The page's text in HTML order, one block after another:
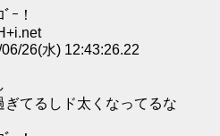
ｰ！
26(水) 12:43:26.22
てるしド太くなってるな